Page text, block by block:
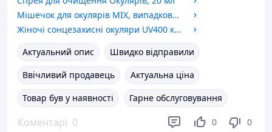
Мішечок для окулярів MIX, випадковий колір. Mix-Bag.
Жіночі сонцезахисні окуляри UV400 котяче око рожеві пластикові з коричневим градієнтом 2250-C6
Актуальний опис
Швидко відправили
Ввічливий продавець
Актуальна ціна
Товар був у наявності
Гарне обслуговування
Коментарі 0 0 0